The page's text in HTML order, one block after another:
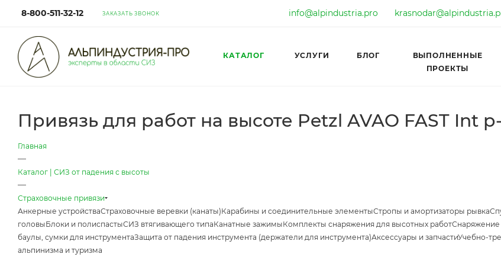
8-800-511-32-12 ЗАКАЗАТЬ ЗВОНОК info@alpindustria.pro
КАТАЛОГ УСЛУГИ БЛОГ
ВЫПОЛНЕННЫЕ
ПРОЕКТЫ
Привязь для работ на высоте Petzl AVAO FAST Int
Главная
—
Каталог | СИЗ от падения с высоты
—
Страховочные привязи
Анкерные устройстваСтраховочные веревки (канаты)Карабины и соединительные элементыСтропы и амортизаторы рывка
головыБлоки и полиспастыСИЗ втягивающего типаКанатные зажимыКомплекты снаряжения для высотных работСнаряжение
баулы, сумки для инструментаЗащита от падения инструмента (держатели для инструмента)Аксессуары и запчастиУчебно-
альпинизма и туризма